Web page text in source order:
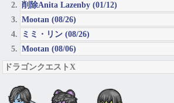
削除Anita Lazenby (01/12)
Mootan (08/26)
ミミ・リン (08/26)
Mootan (08/06)
ドラゴンクエストX